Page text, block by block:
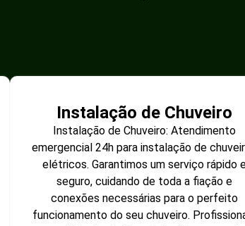
Instalação de Chuveiro
Instalação de Chuveiro: Atendimento
emergencial 24h para instalação de
elétricos. Garantimos um serviço rápido
seguro, cuidando de toda a fiação e
conexões necessárias para o perfeito
funcionamento do seu chuveiro.